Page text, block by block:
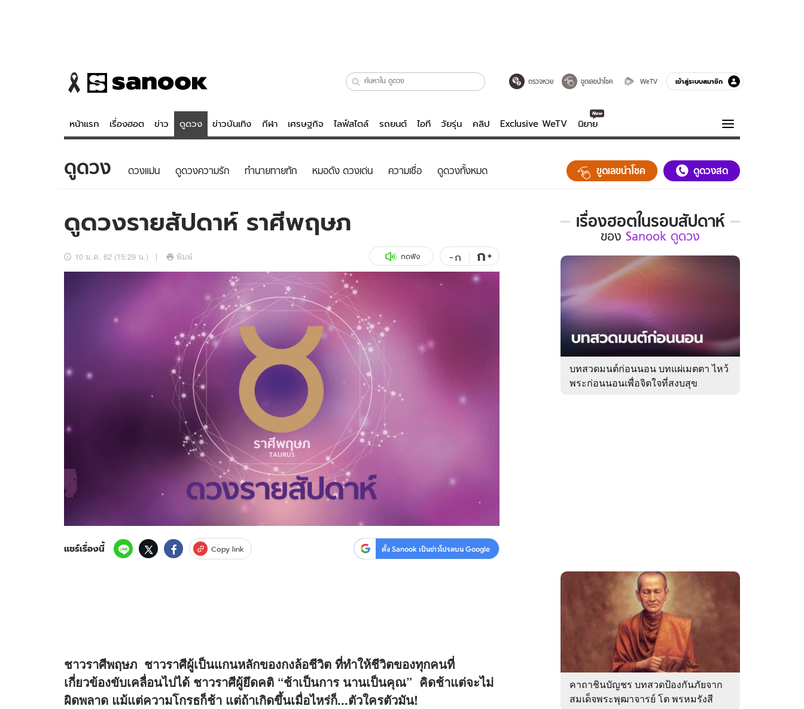
ตรวจหวย ขูดเลขนำโชค WeTV เข้าสู่ระบบสมาชิก
หน้าแรก เรื่องฮอต ข่าว ดูดวง ข่าวบันเทิง กีฬา เศรษฐกิจ ไลฟ์สไตล์ รถยนต์ ไอที วัยรุ่น คลิป Exclusive WeTV นิยาย
ข่าว
ข่าวบันเทิง
ดูดวง - ตรวจหวย
สถิติหวยไทย
ไลฟ์สไตล์
รถยนต์
สุขภาพ
เที่ยว-กิน
Tasteful Thailand
Sanook Choice
คลิป
พอดแคสต์
ความรู้รอบตัว
ฮาวทู
ดาวน์โหลดสนุกแอปฟรี ติดตามสนุกโซเชียลได้ที่
บริษัท อิมเมจ ฟิวเจอร์ (ประเทศไทย) จำกัด
ดูดวง ดวงแม่น ดูดวงความรัก ทํานายทายทัก หมอดัง ดวงเด่น ความเชื่อ ดูดวงทั้งหมด ขูดเลขนำโชค ดูดวงสด
ดูดวงรายสัปดาห์ ราศีพฤษภ
10 ม.ค. 62 (15:29 น.) พิมพ์ กดฟัง -ก ก+
แชร์เรื่องนี้ Copy link ตั้ง Sanook เป็นข่าวโปรดบน Google
ชาวราศีพฤษภ ชาวราศีผู้เป็นแกนหลักของกงล้อชีวิต ที่ทำให้ชีวิตของทุกคนที่
เกี่ยวข้องขับเคลื่อนไปได้ ชาวราศีผู้ยึดคติ “ช้าเป็นการ นานเป็นคุณ” คิดช้าแต่จะไม่
ผิดพลาด แม้แต่ความโกรธก็ช้า แต่ถ้าเกิดขึ้นเมื่อไหร่ก็...ตัวใครตัวมัน!
เรื่องฮอตในรอบสัปดาห์
เรื่อง
ใน
รอบ
ของ
Sanook
ดูด
ของ Sanook ดูดวง
บทสวดมนต์ก่อนนอน บทแผ่เมตตา ไหว้
พระก่อนนอนเพื่อจิตใจที่สงบสุข
คาถาชินบัญชร บทสวดป้องกันภัยจาก
สมเด็จพระพุฒาจารย์ โต พรหมรังสี